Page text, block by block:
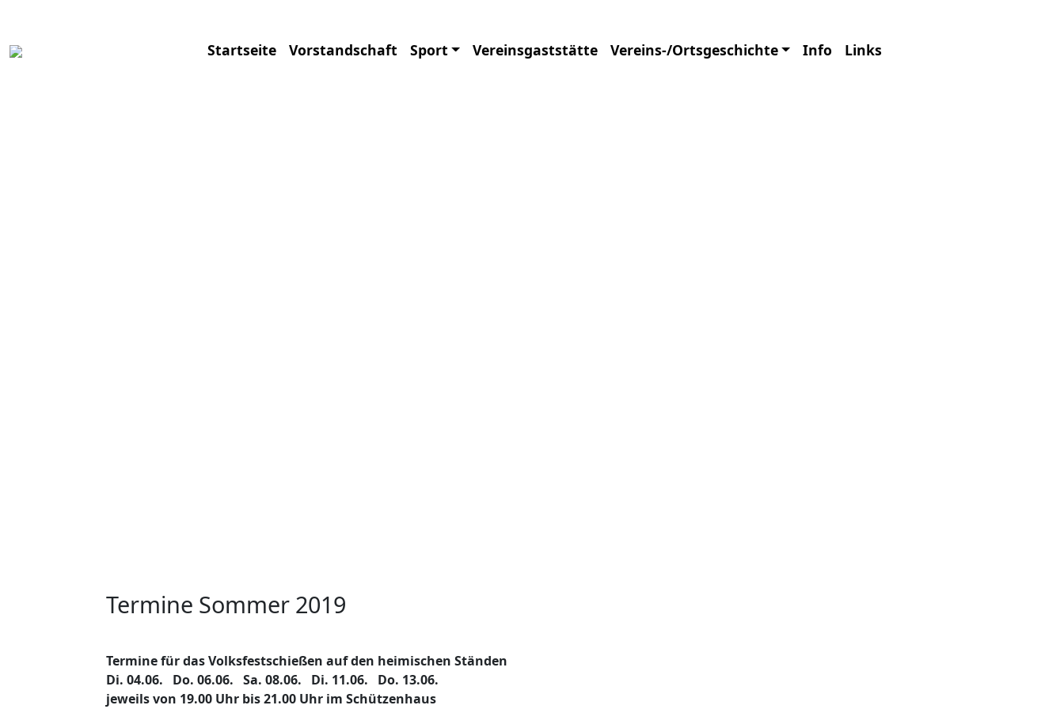
Startseite Vorstandschaft Sport Vereinsgaststätte Vereins-/Ortsgeschichte Info Links
Termine Sommer 2019
Termine für das Volksfestschießen auf den heimischen Ständen
Di. 04.06. Do. 06.06. Sa. 08.06. Di. 11.06. Do. 13.06.
jeweils von 19.00 Uhr bis 21.00 Uhr im Schützenhaus